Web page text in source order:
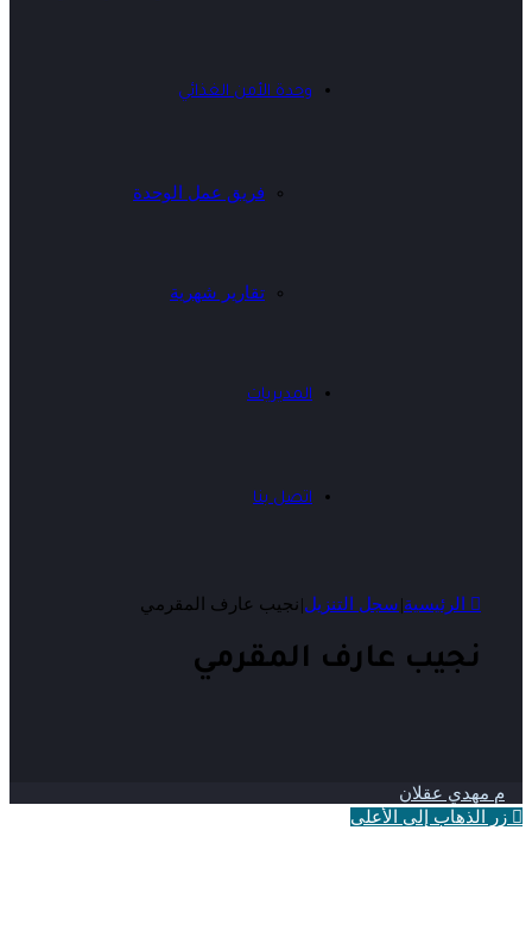
وحدة الأمن الغذائي
فريق عمل الوحدة
تقارير شهرية
المديريات
اتصل بنا
الرئيسية|سجل التنزيل|نجيب عارف المقرمي
نجيب عارف المقرمي
م مهدي عقلان
زر الذهاب إلى الأعلى